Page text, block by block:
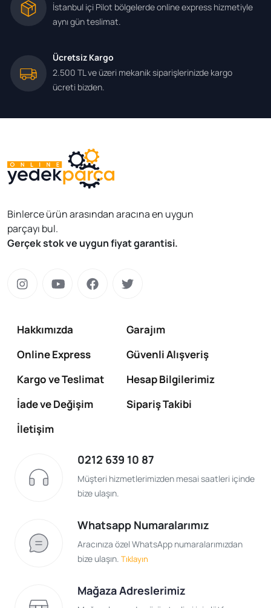
İstanbul içi Pilot bölgelerde online express hizmetiyle
aynı gün teslimat.
Ücretsiz Kargo
2.500 TL ve üzeri mekanik siparişlerinizde kargo
ücreti bizden.
Binlerce ürün arasından aracına en uygun
parçayı bul.
Gerçek stok ve uygun fiyat garantisi.
Hakkımızda
Garajım
Online Express
Güvenli Alışveriş
Kargo ve Teslimat
Hesap Bilgilerimiz
İade ve Değişim
Sipariş Takibi
İletişim
0212 639 10 87
Müşteri hizmetlerimizden mesai saatleri içinde
bize ulaşın.
Whatsapp Numaralarımız
Aracınıza özel WhatsApp numaralarımızdan
bize ulaşın. Tıklayın
Mağaza Adreslerimiz